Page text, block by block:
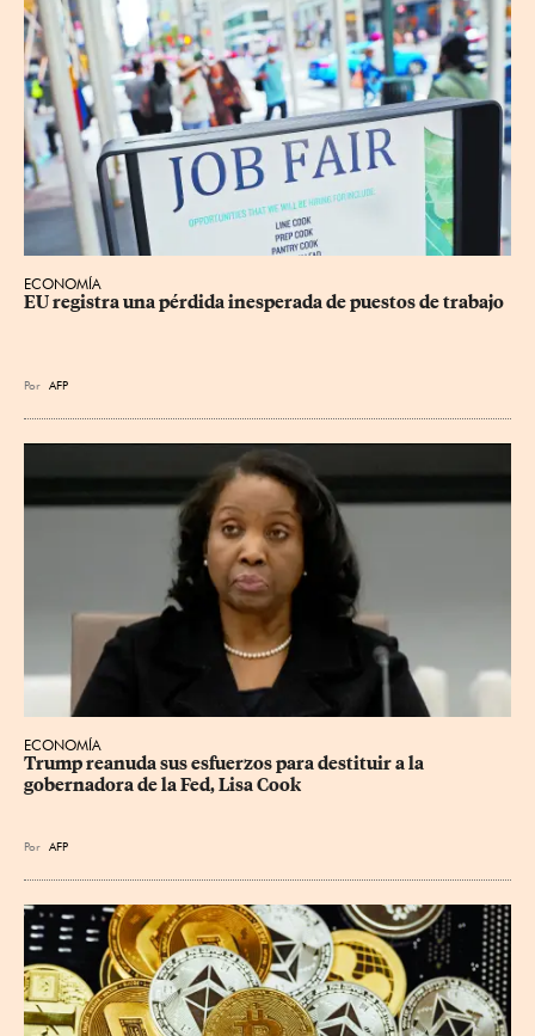
ECONOMÍA
EU registra una pérdida inesperada de puestos de trabajo
Por AFP
ECONOMÍA
Trump reanuda sus esfuerzos para destituir a la
gobernadora de la Fed, Lisa Cook
Por AFP